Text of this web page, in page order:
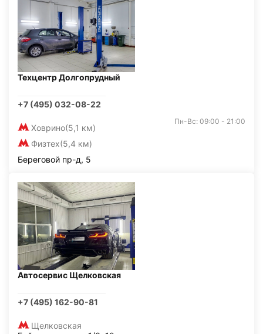
Техцентр Долгопрудный
+7 (495) 032-08-22
Ховрино(5,1 км)
Физтех(5,4 км)
Пн-Вс: 09:00 - 21:00
Береговой пр-д, 5
Автосервис Щелковская
+7 (495) 162-90-81
Щелковская